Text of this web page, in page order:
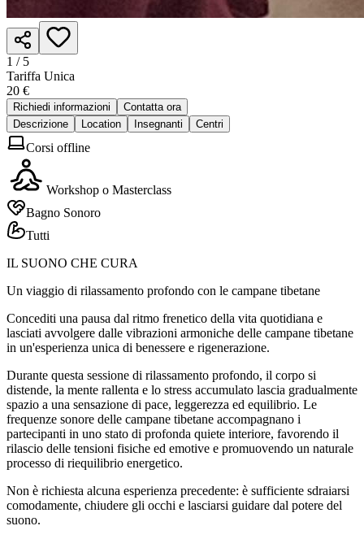
1 / 5
Tariffa Unica
20 €
Richiedi informazioni
Contatta ora
Descrizione
Location Insegnanti Centri
Corsi offline
Workshop o Masterclass
Bagno Sonoro
Tutti
IL SUONO CHE CURA
Un viaggio di rilassamento profondo con le campane tibetane
Concediti una pausa dal ritmo frenetico della vita quotidiana e
lasciati avvolgere dalle vibrazioni armoniche delle campane tibetane
in un'esperienza unica di benessere e rigenerazione.
Durante questa sessione di rilassamento profondo, il corpo si
distende, la mente rallenta e lo stress accumulato lascia gradualmente
spazio a una sensazione di pace, leggerezza ed equilibrio. Le
frequenze sonore delle campane tibetane accompagnano i
partecipanti in uno stato di profonda quiete interiore, favorendo il
rilascio delle tensioni fisiche ed emotive e promuovendo un naturale
processo di riequilibrio energetico.
Non è richiesta alcuna esperienza precedente: è sufficiente sdraiarsi
comodamente, chiudere gli occhi e lasciarsi guidare dal potere del
suono.